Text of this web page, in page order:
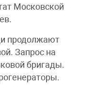
Московской
продолжают
Запрос на
бригады.